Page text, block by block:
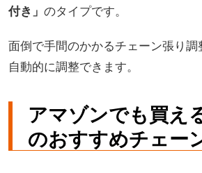
付き」 のタイプです。
面倒で手間のかかるチェーン張り
自動的に調整できます。
アマゾンでも買え
のおすすめチェー